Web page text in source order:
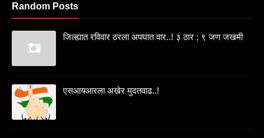
Random Posts
जिल्ह्यात रविवार ठरला अपघात वार..! ३ ठार ; ९ जण जखमी
एसआयआरला अखेर मुदतवाढ..!